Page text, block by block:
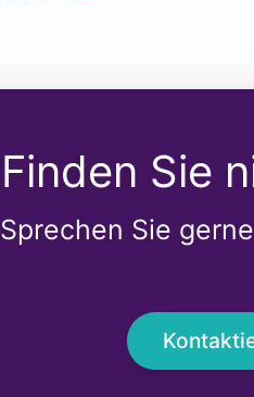
Finden Sie
Sprechen Sie